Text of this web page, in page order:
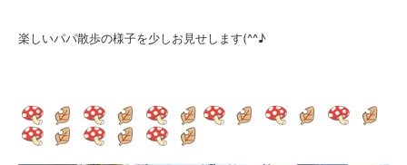
楽しいパパ散歩の様子を少しお見せします(^^♪